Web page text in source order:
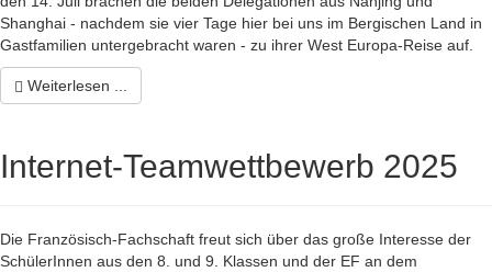
Shanghai - nachdem sie vier Tage hier bei uns im Bergischen Land in
Gastfamilien untergebracht waren - zu ihrer West Europa-Reise auf.
Weiterlesen ...
Internet-Teamwettbewerb 2025
Die Französisch-Fachschaft freut sich über das große Interesse der
SchülerInnen aus den 8. und 9. Klassen und der EF an dem